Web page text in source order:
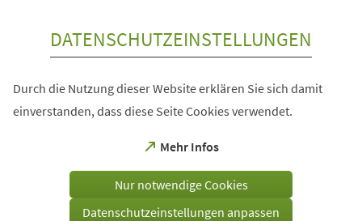
DATENSCHUTZEINSTELLUNGEN
Durch die Nutzung dieser Website erklären Sie sich damit
einverstanden, dass diese Seite Cookies verwendet.
Mehr Infos
(Öffnet
einem
Tab)
Nur notwendige Cookies
Datenschutzeinstellungen anpassen